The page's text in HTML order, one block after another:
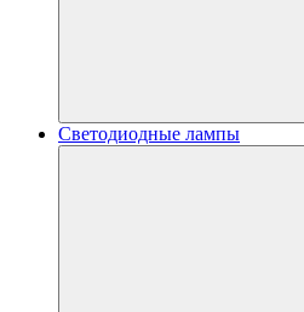
Светодиодные лампы